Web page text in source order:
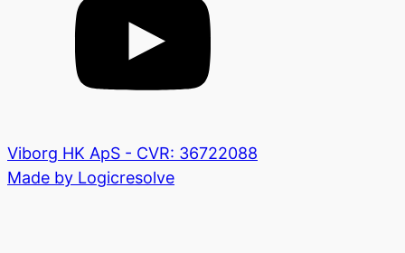
Viborg HK ApS - CVR: 36722088
Made by Logicresolve